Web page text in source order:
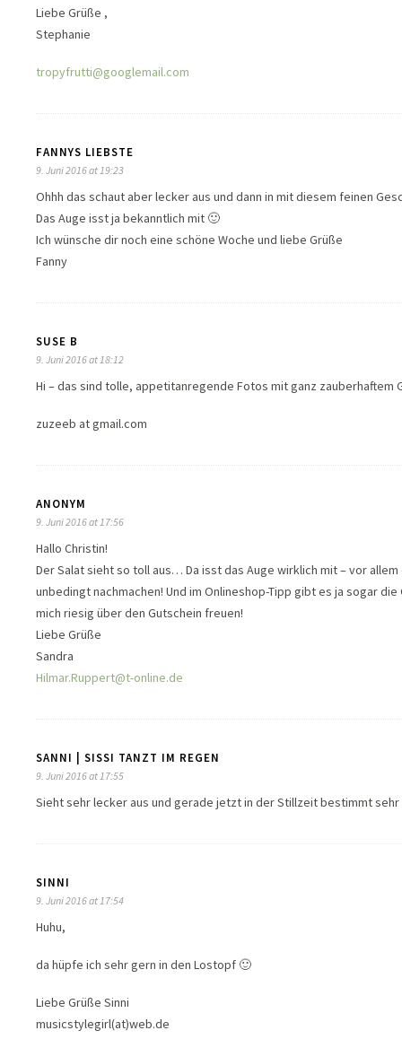
Liebe Grüße ,
Stephanie
tropyfrutti@googlemail.com
FANNYS LIEBSTE
9. Juni 2016 at 19:23
Ohhh das schaut aber lecker aus und dann in mit diesem feinen
Das Auge isst ja bekanntlich mit 🙂
Ich wünsche dir noch eine schöne Woche und liebe Grüße
Fanny
SUSE B
9. Juni 2016 at 18:12
Hi – das sind tolle, appetitanregende Fotos mit ganz zauberhaftem
zuzeeb at gmail.com
ANONYM
9. Juni 2016 at 17:56
Hallo Christin!
Der Salat sieht so toll aus… Da isst das Auge wirklich mit – vor
unbedingt nachmachen! Und im Onlineshop-Tipp gibt es ja sogar
mich riesig über den Gutschein freuen!
Liebe Grüße
Sandra
Hilmar.Ruppert@t-online.de
SANNI | SISSI TANZT IM REGEN
9. Juni 2016 at 17:55
Sieht sehr lecker aus und gerade jetzt in der Stillzeit bestimmt sehr
SINNI
9. Juni 2016 at 17:54
Huhu,
da hüpfe ich sehr gern in den Lostopf 🙂
Liebe Grüße Sinni
musicstylegirl(at)web.de